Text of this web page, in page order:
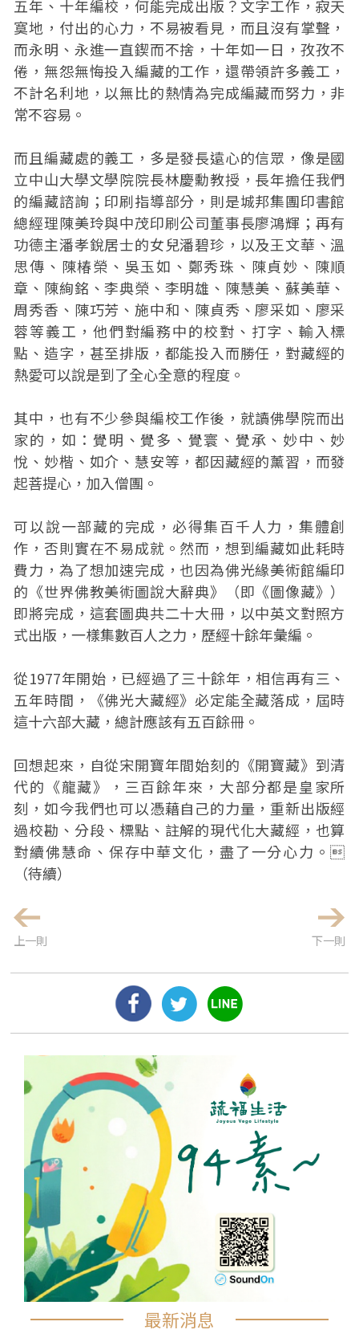
五年、十年編校，何能完成出版？文字工作，寂天
寞地，付出的心力，不易被看見，而且沒有掌聲，
而永明、永進一直鍥而不捨，十年如一日，孜孜不
倦，無怨無悔投入編藏的工作，還帶領許多義工，
不計名利地，以無比的熱情為完成編藏而努力，非
常不容易。
而且編藏處的義工，多是發長遠心的信眾，像是國
立中山大學文學院院長林慶勳教授，長年擔任我們
的編藏諮詢；印刷指導部分，則是城邦集團印書館
總經理陳美玲與中茂印刷公司董事長廖鴻輝；再有
功德主潘孝銳居士的女兒潘碧珍，以及王文華、溫
思傳、陳椿榮、吳玉如、鄭秀珠、陳貞妙、陳順
章、陳絢銘、李典榮、李明雄、陳慧美、蘇美華、
周秀香、陳巧芳、施中和、陳貞秀、廖采如、廖采
蓉等義工，他們對編務中的校對、打字、輸入標
點、造字，甚至排版，都能投入而勝任，對藏經的
熱愛可以說是到了全心全意的程度。
其中，也有不少參與編校工作後，就讀佛學院而出
家的，如：覺明、覺多、覺寰、覺承、妙中、妙
悅、妙楷、如介、慧安等，都因藏經的薰習，而發
起菩提心，加入僧團。
可以說一部藏的完成，必得集百千人力，集體創
作，否則實在不易成就。然而，想到編藏如此耗時
費力，為了想加速完成，也因為佛光緣美術館編印
的《世界佛教美術圖說大辭典》（即《圖像藏》）
即將完成，這套圖典共二十大冊，以中英文對照方
式出版，一樣集數百人之力，歷經十餘年彙編。
從1977年開始，已經過了三十餘年，相信再有三、
五年時間，《佛光大藏經》必定能全藏落成，屆時
這十六部大藏，總計應該有五百餘冊。
回想起來，自從宋開寶年間始刻的《開寶藏》到清
代的《龍藏》，三百餘年來，大部分都是皇家所
刻，如今我們也可以憑藉自己的力量，重新出版經
過校勘、分段、標點、註解的現代化大藏經，也算
對續佛慧命、保存中華文化，盡了一分心力。
（待續）
上一則 下一則
最新消息